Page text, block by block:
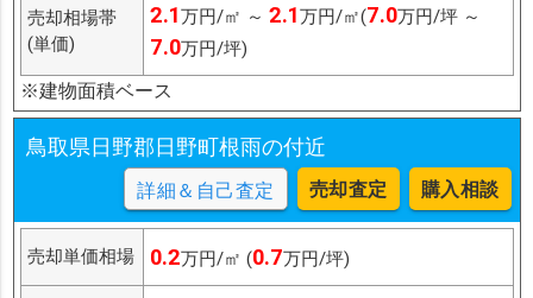
売却相場帯
(単価)
2.1万円/㎡ ～ 2.1万円/㎡(7.0万円/坪 ～
7.0万円/坪)
※建物面積ベース
鳥取県日野郡日野町根雨の付近
詳細＆自己査定 売却査定 購入相談
売却単価相場 0.2万円/㎡ (0.7万円/坪)